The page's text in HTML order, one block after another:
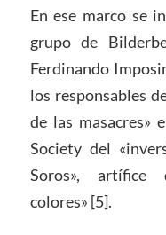
En ese marco se
grupo de
Ferdinando
los responsables
de las masacres»
Society del
Soros», artífice
colores» [5].